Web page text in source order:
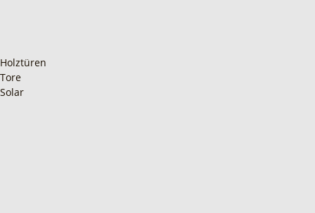
Holztüren
Tore
Solar